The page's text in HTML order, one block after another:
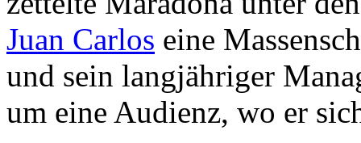
Juan Carlos eine
und sein langjähriger
um eine Audienz, wo er